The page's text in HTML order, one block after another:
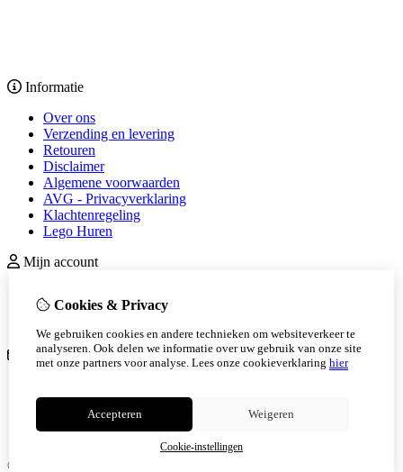
Informatie
Over ons
Verzending en levering
Retouren
Disclaimer
Algemene voorwaarden
AVG - Privacyverklaring
Klachtenregeling
Lego Huren
Mijn account
Bestelhistorie
Klantenservice
Sitemap
Veelgestelde vragen
© Copyright 2026 |
Cookies & Privacy
We gebruiken cookies en andere technieken om websiteverkeer te
analyseren. Ook delen we informatie over uw gebruik van onze site
met onze partners voor analyse. Lees onze cookieverklaring hier
Accepteren Weigeren
Cookie-instellingen